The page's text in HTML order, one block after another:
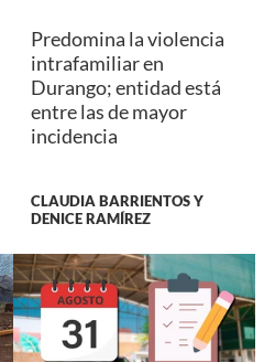
Predomina la violencia
intrafamiliar en
Durango; entidad está
entre las de mayor
incidencia
CLAUDIA BARRIENTOS Y
DENICE RAMÍREZ